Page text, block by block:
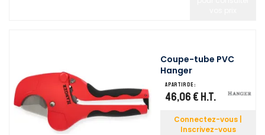
Coupe-tube PVC
Hanger
A partir de :
46,06 € H.T.
Connectez-vous |
Inscrivez-vous